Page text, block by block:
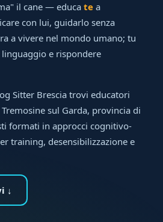
il cane — educate a
con lui, guidarlo senza
a vivere nel mondo umano; tu
e rispondere
Sitter Brescia trovi educatori
sul Garda, provincia di
formati in approcci cognitivo-
training, desensibilizzazione e
↓